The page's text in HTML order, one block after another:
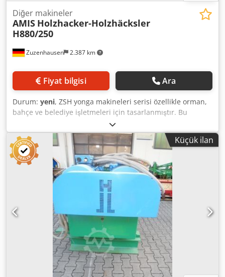
Zuzenhausen 2.387 km
Diğer makineler
AMIS Holzhacker-Holzhäcksler
H880/250
Fiyat bilgisi Ara
Durum: yeni, ZSH yonga makineleri serisi özellikle orman,
bahçe ve belediye işletmeleri için tasarlanmıştır. Bu
makineler ağırlıklı olarak ağaç ve çalı budama atıkları ile
küçük gövde çaplarının hacmini azaltmak için kullanılır.
Üretilen ağaç yongaları, vidalı konveyörlü yonga
kazanlarında yakmak veya pelet üretiminde ön aşama
olarak kullanıma uygundur. Makineler sağlam, güvenilir,
kullanımı kolay, yüksek performanslıdır ve sürekli olarak
aynı kalitede ve boyutta yonga üretir. Dedpfsyr Tkfsx Abfjck
Diğer bilgiler Yonga üretimi için ekonomik bir çözüm l
Kompakt tasarım l Kullanıcı dostu l Düşük enerji tüketimi
Küçük ilan